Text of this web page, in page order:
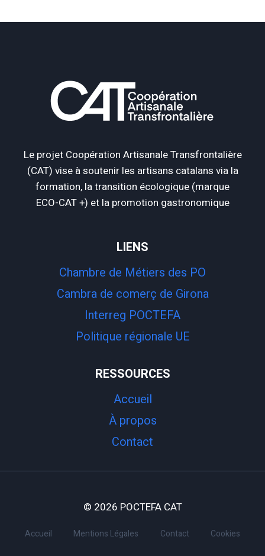
Le projet Coopération Artisanale Transfrontalière
(CAT) vise à soutenir les artisans catalans via la
formation, la transition écologique (marque
ECO-CAT +) et la promotion gastronomique
LIENS
Chambre de Métiers des PO
Cambra de comerç de Girona
Interreg POCTEFA
Politique régionale UE
RESSOURCES
Accueil
À propos
Contact
© 2026 POCTEFA CAT
Accueil Mentions Légales Contact Cookies